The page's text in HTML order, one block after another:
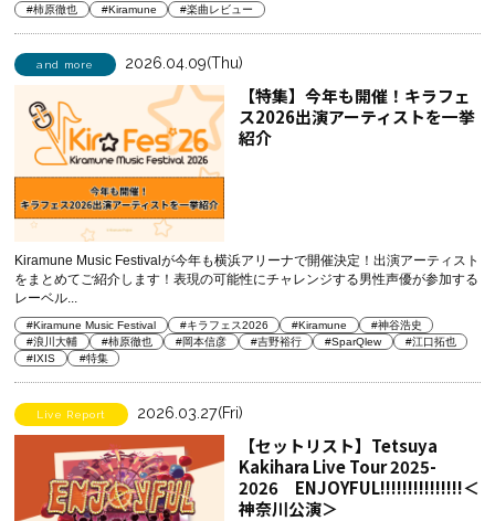
#柿原徹也 #Kiramune #楽曲レビュー
and more 2026.04.09(Thu)
【特集】今年も開催！キラフェ
ス2026出演アーティストを一挙
紹介
Kiramune Music Festivalが今年も横浜アリーナで開催決定！出演アーティスト
をまとめてご紹介します！表現の可能性にチャレンジする男性声優が参加する
レーベル...
#Kiramune Music Festival #キラフェス2026 #Kiramune
#神谷浩史
#浪川大輔
#柿原徹也 #岡本信彦 #吉野裕行 #SparQlew
#江口拓也
#IXIS
#特集
Live Report 2026.03.27(Fri)
【セットリスト】Tetsuya
Kakihara Live Tour 2025-
2026 ENJOYFUL!!!!!!!!!!!!!!!＜
神奈川公演＞